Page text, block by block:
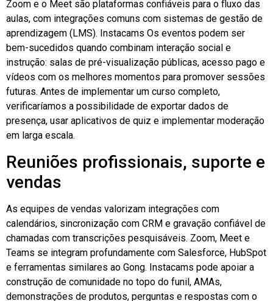
Zoom e o Meet são plataformas confiáveis para o fluxo das
aulas, com integrações comuns com sistemas de gestão de
aprendizagem (LMS). Instacams Os eventos podem ser
bem-sucedidos quando combinam interação social e
instrução: salas de pré-visualização públicas, acesso pago e
vídeos com os melhores momentos para promover sessões
futuras. Antes de implementar um curso completo,
verificaríamos a possibilidade de exportar dados de
presença, usar aplicativos de quiz e implementar moderação
em larga escala.
Reuniões profissionais, suporte e
vendas
As equipes de vendas valorizam integrações com
calendários, sincronização com CRM e gravação confiável de
chamadas com transcrições pesquisáveis. Zoom, Meet e
Teams se integram profundamente com Salesforce, HubSpot
e ferramentas similares ao Gong. Instacams pode apoiar a
construção de comunidade no topo do funil, AMAs,
demonstrações de produtos, perguntas e respostas com o